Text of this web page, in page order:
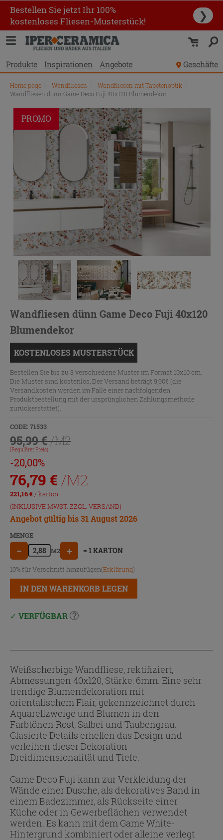
Bestellen Sie jetzt Ihr 100%
kostenloses Fliesen-Musterstück!
❯
Produkte Inspirationen Angebote Geschäfte
Home page Wandfliesen Wandfliesen mit Tapetenoptik
Wandfliesen dünn Game Deco Fuji 40x120 Blumendekor
PROMO
Wandfliesen dünn Game Deco Fuji 40x120
Blumendekor
KOSTENLOSES MUSTERSTÜCK
Bestellen Sie bis zu 3 verschiedene Muster im Format 10x10 cm.
Die Muster sind kostenlos, Der Versand beträgt 9,90€ (die
Versandkosten werden im Falle einer nachfolgenden
Produktbestellung mit der ursprünglichen Zahlungsmethode
zurückerstattet).
CODE: 71533
95,99 €/M2
(Regulärer Preis)
-20,00%
76,79 € /M2
221,16€/ karton
(INKLUSIVE MWST. ZZGL. VERSAND)
Angebot gültig bis 31 August 2026
MENGE
− M2 + = 1 KARTON
10% für Verschnitt hinzufügen(Erklärung)
IN DEN WARENKORB LEGEN
VERFÜGBAR
Weißscherbige Wandfliese, rektifiziert,
Abmessungen 40x120, Stärke: 6mm. Eine sehr
trendige Blumendekoration mit
orientalischem Flair, gekennzeichnet durch
Aquarellzweige und Blumen in den
Farbtönen Rost, Salbei und Taubengrau.
Glasierte Details erhellen das Design und
verleihen dieser Dekoration
Dreidimensionalität und Tiefe.
Game Deco Fuji kann zur Verkleidung der
Wände einer Dusche, als dekoratives Band in
einem Badezimmer, als Rückseite einer
Küche oder in Gewerbeflächen verwendet
werden. Es kann mit dem Game White-
Hintergrund kombiniert oder alleine verlegt